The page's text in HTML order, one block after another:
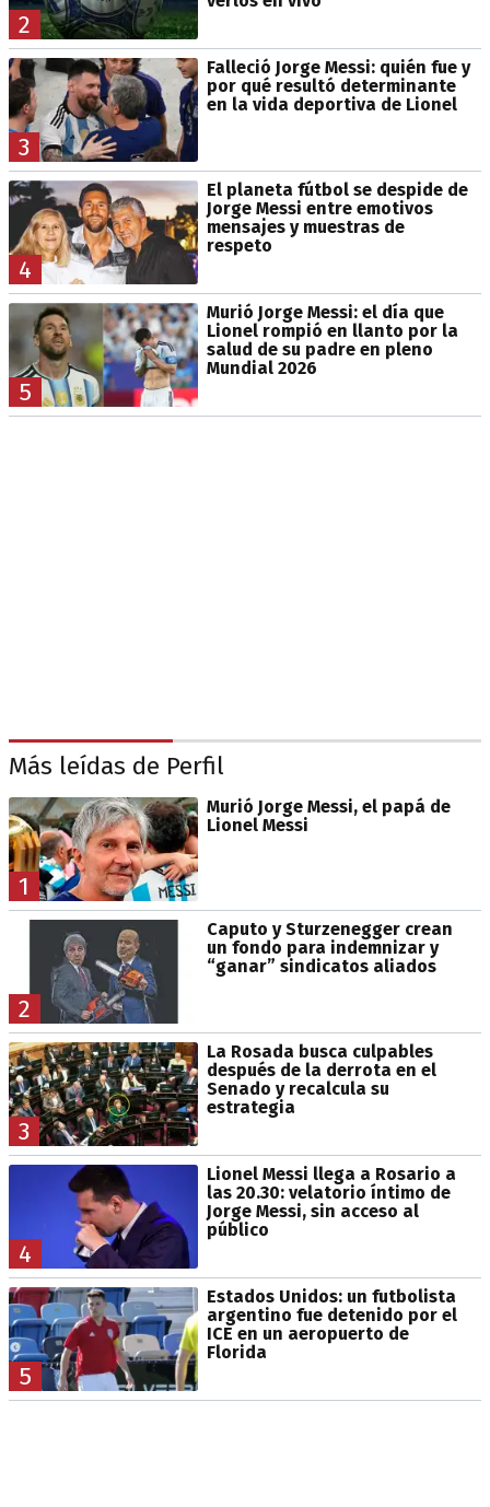
2
3
Falleció Jorge Messi: quién fue y
por qué resultó determinante
en la vida deportiva de Lionel
4
El planeta fútbol se despide de
Jorge Messi entre emotivos
mensajes y muestras de
respeto
5
Murió Jorge Messi: el día que
Lionel rompió en llanto por la
salud de su padre en pleno
Mundial 2026
Más leídas de Perfil
1
Murió Jorge Messi, el papá de
Lionel Messi
2
Caputo y Sturzenegger crean
un fondo para indemnizar y
“ganar” sindicatos aliados
3
La Rosada busca culpables
después de la derrota en el
Senado y recalcula su
estrategia
4
Lionel Messi llega a Rosario a
las 20.30: velatorio íntimo de
Jorge Messi, sin acceso al
público
5
Estados Unidos: un futbolista
argentino fue detenido por el
ICE en un aeropuerto de
Florida